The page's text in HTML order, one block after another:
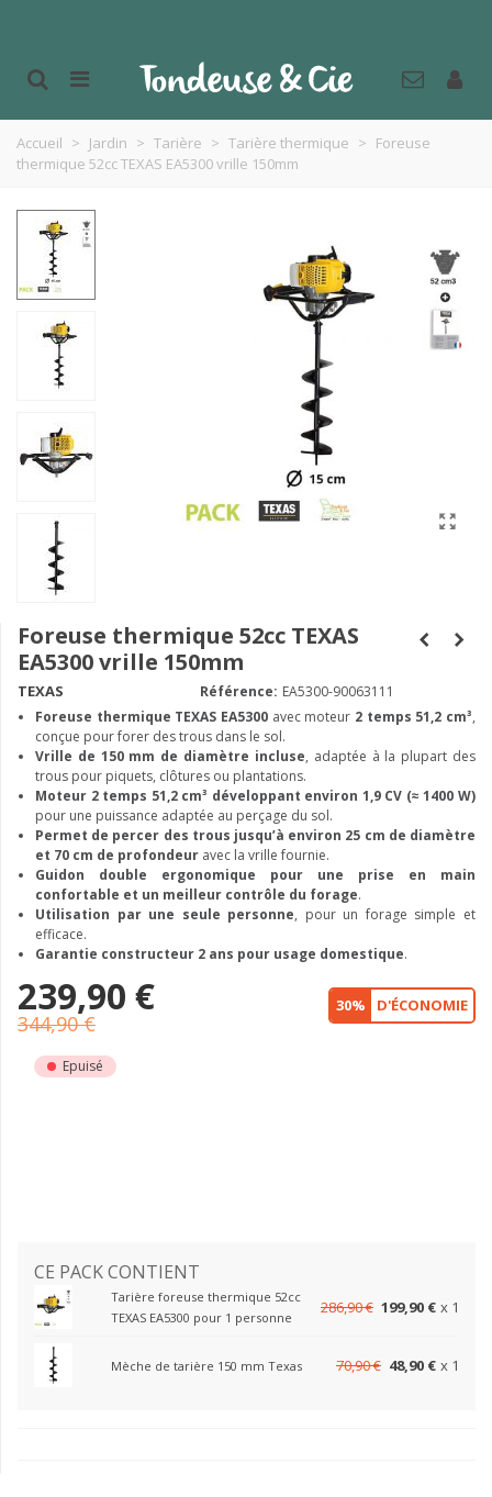
Accueil > Jardin > Tarière > Tarière thermique > Foreuse
thermique 52cc TEXAS EA5300 vrille 150mm
Foreuse thermique 52cc TEXAS
EA5300 vrille 150mm
TEXAS Référence: EA5300-90063111
Foreuse thermique TEXAS EA5300 avec moteur 2 temps 51,2 cm³,
conçue pour forer des trous dans le sol.
Vrille de 150 mm de diamètre incluse, adaptée à la plupart des
trous pour piquets, clôtures ou plantations.
Moteur 2 temps 51,2 cm³ développant environ 1,9 CV (≈ 1400 W)
pour une puissance adaptée au perçage du sol.
Permet de percer des trous jusqu’à environ 25 cm de diamètre
et 70 cm de profondeur avec la vrille fournie.
Guidon double ergonomique pour une prise en main
confortable et un meilleur contrôle du forage.
Utilisation par une seule personne, pour un forage simple et
efficace.
Garantie constructeur 2 ans pour usage domestique.
239,90 €
344,90 €
30% D'ÉCONOMIE
Epuisé
CE PACK CONTIENT
Tarière foreuse thermique 52cc
TEXAS EA5300 pour 1 personne
286,90 € 199,90 € x 1
Mèche de tarière 150 mm Texas 70,90 € 48,90 € x 1